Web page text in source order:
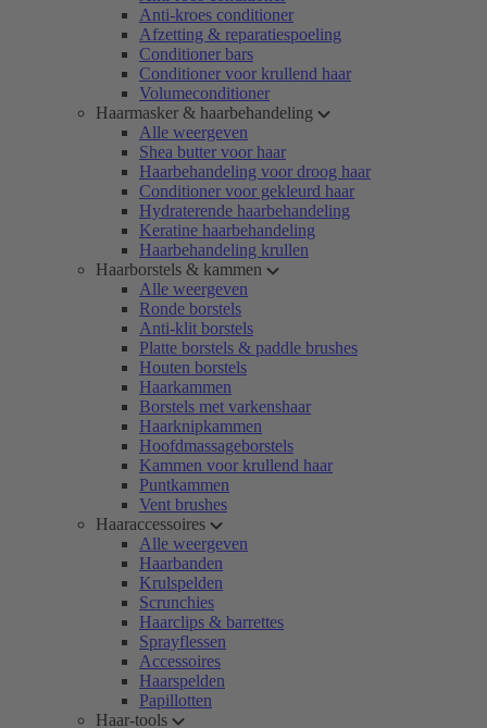
Anti-kroes conditioner
Afzetting & reparatiespoeling
Conditioner bars
Conditioner voor krullend haar
Volumeconditioner
Haarmasker & haarbehandeling
Alle weergeven
Shea butter voor haar
Haarbehandeling voor droog haar
Conditioner voor gekleurd haar
Hydraterende haarbehandeling
Keratine haarbehandeling
Haarbehandeling krullen
Haarborstels & kammen
Alle weergeven
Ronde borstels
Anti-klit borstels
Platte borstels & paddle brushes
Houten borstels
Haarkammen
Borstels met varkenshaar
Haarknipkammen
Hoofdmassageborstels
Kammen voor krullend haar
Puntkammen
Vent brushes
Haaraccessoires
Alle weergeven
Haarbanden
Krulspelden
Scrunchies
Haarclips & barrettes
Sprayflessen
Accessoires
Haarspelden
Papillotten
Haar-tools